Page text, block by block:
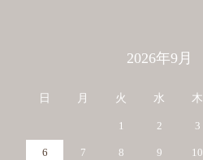
2026年9月
日 月 火 水 木
1 2 3
6 7 8 9 10